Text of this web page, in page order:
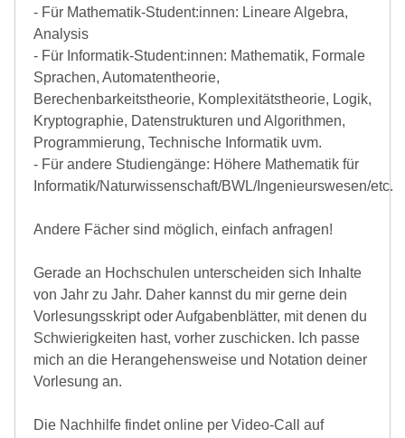
- Für Mathematik-Student:innen: Lineare Algebra,
Analysis
- Für Informatik-Student:innen: Mathematik, Formale
Sprachen, Automatentheorie,
Berechenbarkeitstheorie, Komplexitätstheorie, Logik,
Kryptographie, Datenstrukturen und Algorithmen,
Programmierung, Technische Informatik uvm.
- Für andere Studiengänge: Höhere Mathematik für
Informatik/Naturwissenschaft/BWL/Ingenieurswesen/etc.
Andere Fächer sind möglich, einfach anfragen!
Gerade an Hochschulen unterscheiden sich Inhalte
von Jahr zu Jahr. Daher kannst du mir gerne dein
Vorlesungsskript oder Aufgabenblätter, mit denen du
Schwierigkeiten hast, vorher zuschicken. Ich passe
mich an die Herangehensweise und Notation deiner
Vorlesung an.
Die Nachhilfe findet online per Video-Call auf